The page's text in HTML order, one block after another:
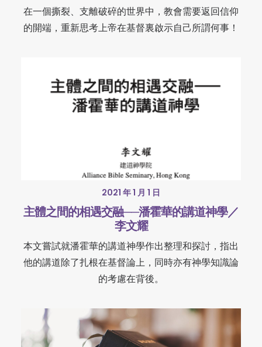
在一個撕裂、支離破碎的世界中，教會需要返回信仰
的開端，重新思考上帝在基督裏啟示自己所謂何事！
2021 年 1 月 1 日
主體之間的相遇交融──潘霍華的講道神學／
李文耀
本文嘗試就潘霍華的講道神學作出整理和探討，指出
他的講道除了扎根在基督論上，同時亦有神學知識論
的考慮在背後。